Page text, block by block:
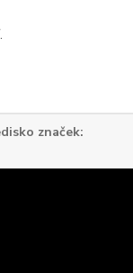
značek: